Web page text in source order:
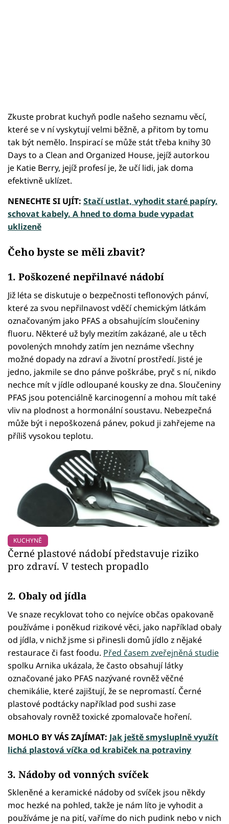
Zkuste probrat kuchyň podle našeho seznamu věcí,
které se v ní vyskytují velmi běžně, a přitom by tomu
tak být nemělo. Inspirací se může stát třeba knihy 30
Days to a Clean and Organized House, jejíž autorkou
je Katie Berry, jejíž profesí je, že učí lidi, jak doma
efektivně uklízet.
NENECHTE SI UJÍT: Stačí ustlat, vyhodit staré papíry,
schovat kabely. A hned to doma bude vypadat
uklizeně
Čeho byste se měli zbavit?
1. Poškozené nepřilnavé nádobí
Již léta se diskutuje o bezpečnosti teflonových pánví,
které za svou nepřilnavost vděčí chemickým látkám
označovaným jako PFAS a obsahujícím sloučeniny
fluoru. Některé už byly mezitím zakázané, ale u těch
povolených mnohdy zatím jen neznáme všechny
možné dopady na zdraví a životní prostředí. Jisté je
jedno, jakmile se dno pánve poškrábe, pryč s ní, nikdo
nechce mít v jídle odloupané kousky ze dna. Sloučeniny
PFAS jsou potenciálně karcinogenní a mohou mít také
vliv na plodnost a hormonální soustavu. Nebezpečná
může být i nepoškozená pánev, pokud ji zahřejeme na
příliš vysokou teplotu.
KUCHYNĚ
Černé plastové nádobí představuje riziko
pro zdraví. V testech propadlo
2. Obaly od jídla
Ve snaze recyklovat toho co nejvíce občas opakovaně
používáme i poněkud rizikové věci, jako například obaly
od jídla, v nichž jsme si přinesli domů jídlo z nějaké
restaurace či fast foodu. Před časem zveřejněná studie
spolku Arnika ukázala, že často obsahují látky
označované jako PFAS nazývané rovněž věčné
chemikálie, které zajištují, že se nepromastí. Černé
plastové podtácky například pod sushi zase
obsahovaly rovněž toxické zpomalovače hoření.
MOHLO BY VÁS ZAJÍMAT: Jak ještě smysluplně využít
lichá plastová víčka od krabiček na potraviny
3. Nádoby od vonných svíček
Skleněné a keramické nádoby od svíček jsou někdy
moc hezké na pohled, takže je nám líto je vyhodit a
používáme je na pití, vaříme do nich pudink nebo v nich